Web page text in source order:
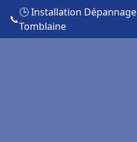
📞
🕒 Installation
Tomblaine